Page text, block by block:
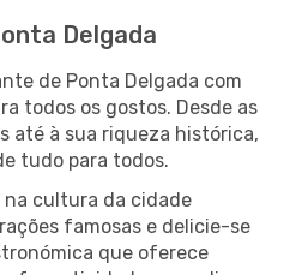
Delgada
de Ponta Delgada com
todos os gostos. Desde as
até à sua riqueza histórica,
tudo para todos.
na cultura da cidade
famosas e delicie-se
que oferece